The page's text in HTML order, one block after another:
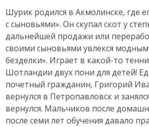
Шурик родился в Акмолинске, где
с сыновьями». Он скупал скот у
дальнейшей продажи или
своими сыновьями увлекся
безделки». Играет в какой-то
Шотландии двух пони для детей!
почетный гражданин, Григорий
вернулся в Петропавловск и
вернулся. Мальчиков после
после семи лет обучения давало